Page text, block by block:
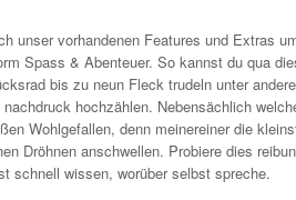
unser vorhandenen Features und Extras
Spass & Abenteuer. So kannst du qua
bis zu neun Fleck trudeln unter
nachdruck hochzählen. Nebensächlich
Wohlgefallen, denn meinereiner die
Dröhnen anschwellen. Probiere dies
schnell wissen, worüber selbst spreche.